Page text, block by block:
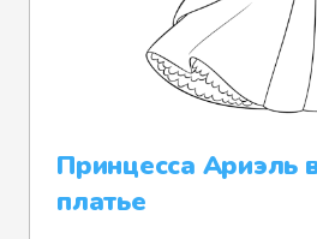
Принцесса Ариэль
платье